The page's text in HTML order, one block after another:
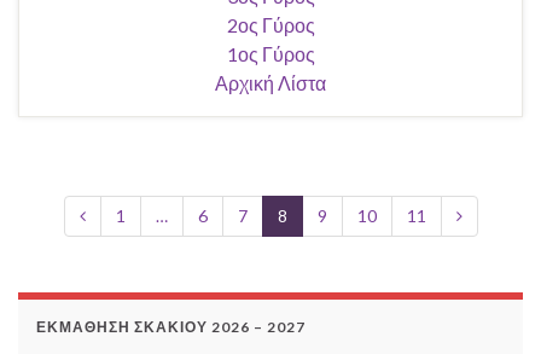
2ος Γύρος
1ος Γύρος
Αρχική Λίστα
1 … 6 7 8 9 10 11
ΕΚΜΆΘΗΣΗ ΣΚΑΚΙΟΎ 2026 – 2027